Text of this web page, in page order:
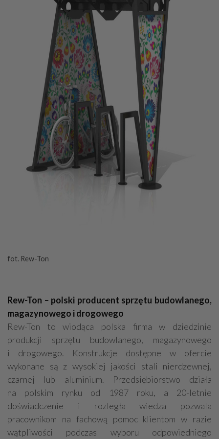
fot. Rew-Ton
Rew-Ton – polski producent sprzętu budowlanego,
magazynowego i drogowego
Rew-Ton to wiodąca polska firma w dziedzinie
produkcji sprzętu budowlanego, magazynowego
i drogowego. Konstrukcje dostępne w ofercie
wykonane są z wysokiej jakości stali nierdzewnej,
czarnej lub aluminium. Przedsiębiorstwo działa
na polskim rynku od 1987 roku, a 20-letnie
doświadczenie i rozległa wiedza pozwala
pracownikom na fachową pomoc klientom w razie
wątpliwości podczas wyboru odpowiedniego